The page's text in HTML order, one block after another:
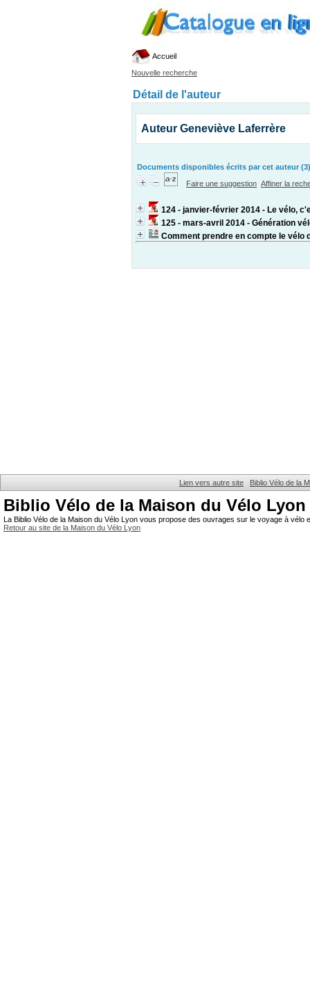
Accueil
Nouvelle recherche
Détail de l'auteur
Auteur Geneviève Laferrère
Documents disponibles écrits par cet auteur (3)
Faire une suggestion Affiner la
124 - janvier-février 2014 - Le vélo,
125 - mars-avril 2014 - Génération
Comment prendre en compte le vélo
Lien vers autre site Biblio Vélo de la
Biblio Vélo de la Maison du Vélo Lyon
La Biblio Vélo de la Maison du Vélo Lyon vous propose des ouvrages sur le voyage à
Retour au site de la Maison du Vélo Lyon